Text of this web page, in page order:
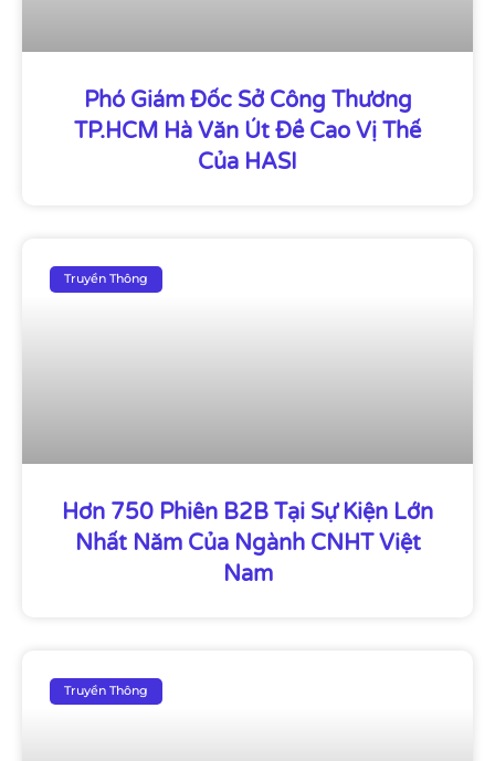
Phó Giám Đốc Sở Công Thương
TP.HCM Hà Văn Út Đề Cao Vị Thế
Của HASI
Truyền Thông
Hơn 750 Phiên B2B Tại Sự Kiện Lớn
Nhất Năm Của Ngành CNHT Việt
Nam
Truyền Thông